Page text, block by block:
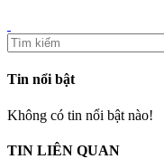
Tin nổi bật
Không có tin nổi bật nào!
TIN LIÊN QUAN